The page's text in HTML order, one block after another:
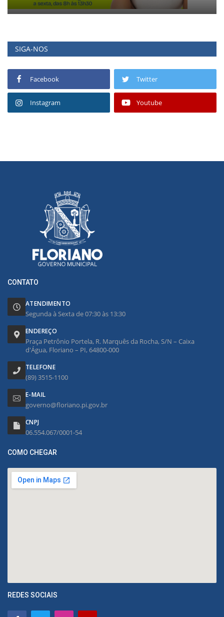
SIGA-NOS
Facebook Twitter
Instagram Youtube
CONTATO
ATENDIMENTO
Segunda à Sexta de 07:30 às 13:30
ENDEREÇO
Praça Petrônio Portela, R. Marquês da Rocha, S/N – Caixa
d'Água, Floriano – PI, 64800-000
TELEFONE
(89) 3515-1100
E-MAIL
governo@floriano.pi.gov.br
CNPJ
06.554.067/0001-54
COMO CHEGAR
REDES SOCIAIS